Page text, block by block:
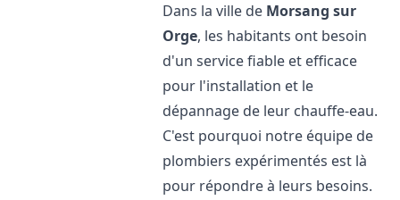
Dans la ville de Morsang sur
Orge, les habitants ont besoin
d'un service fiable et efficace
pour l'installation et le
dépannage de leur chauffe-eau.
C'est pourquoi notre équipe de
plombiers expérimentés est là
pour répondre à leurs besoins.